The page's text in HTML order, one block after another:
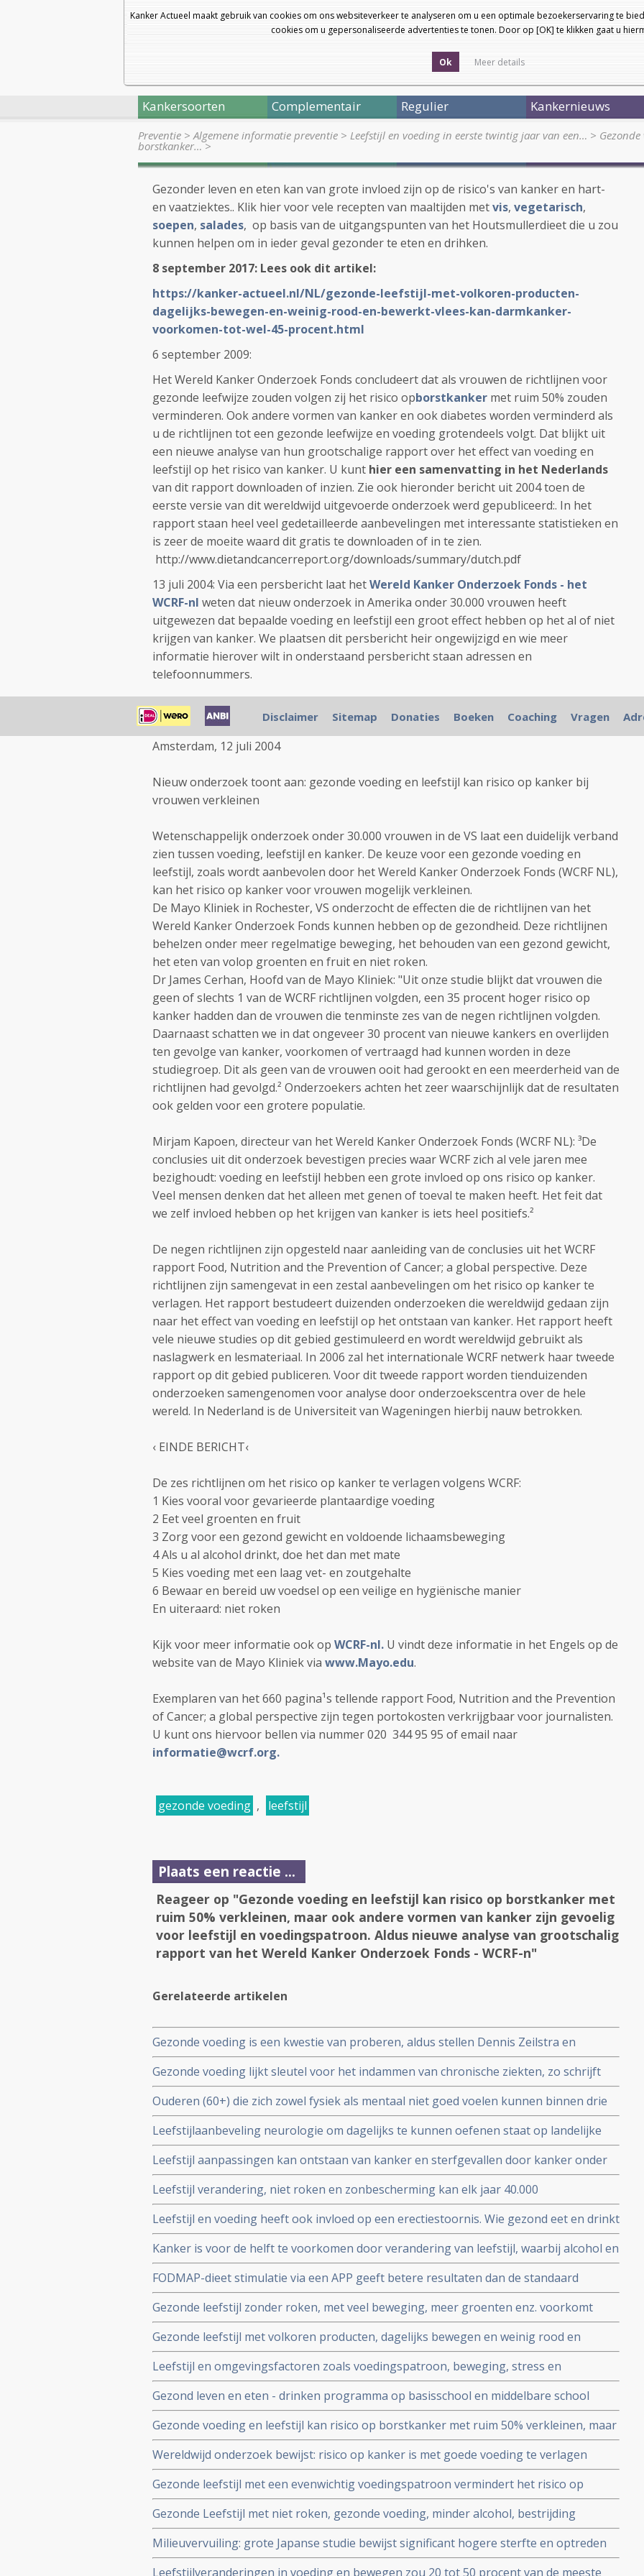
Kanker Actueel maakt gebruik van cookies om ons websiteverkeer te analyseren om u een optimale bezoekerservaring te
cookies om u gepersonaliseerde advertenties te tonen. Door op [OK] te klikken gaat u
Ok Meer details
Kankersoorten Complementair Regulier Kankernieuws
Preventie >Algemene informatie preventie > Leefstijl en voeding in eerste twintig jaar van een… >
borstkanker…>
Gezonder leven en eten kan van grote invloed zijn op de risico's van kanker en hart-
en vaatziektes.. Klik hier voor vele recepten van maaltijden metvis, vegetarisch,
soepen, salades, op basis van de uitgangspunten van het Houtsmullerdieet die u zou
kunnen helpen om in ieder geval gezonder te eten en drihken.
8 september 2017: Lees ook dit artikel:
https://kanker-actueel.nl/NL/gezonde-leefstijl-met-volkoren-producten-
dagelijks-bewegen-en-weinig-rood-en-bewerkt-vlees-kan-darmkanker-
voorkomen-tot-wel-45-procent.html
6 september 2009:
Het Wereld Kanker Onderzoek Fonds concludeert dat als vrouwen de richtlijnen voor
gezonde leefwijze zouden volgen zij het risico opborstkanker met ruim 50% zouden
verminderen. Ook andere vormen van kanker en ook diabetes worden verminderd als
u de richtlijnen tot een gezonde leefwijze en voeding grotendeels volgt. Dat blijkt uit
een nieuwe analyse van hun grootschalige rapport over het effect van voeding en
leefstijl op het risico van kanker. U kunt hier een samenvatting in het Nederlands
van dit rapport downloaden of inzien. Zie ook hieronder bericht uit 2004 toen de
eerste versie van dit wereldwijd uitgevoerde onderzoek werd gepubliceerd:. In het
rapport staan heel veel gedetailleerde aanbevelingen met interessante statistieken en
is zeer de moeite waard dit gratis te downloaden of in te zien.
http://www.dietandcancerreport.org/downloads/summary/dutch.pdf
13 juli 2004: Via een persbericht laat hetWereld Kanker Onderzoek Fonds - het
WCRF-nl weten dat nieuw onderzoek in Amerika onder 30.000 vrouwen heeft
uitgewezen dat bepaalde voeding en leefstijl een groot effect hebben op het al of niet
krijgen van kanker. We plaatsen dit persbericht heir ongewijzigd en wie meer
informatie hierover wilt in onderstaand persbericht staan adressen en
telefoonnummers.
PERSBERICHT
Amsterdam, 12 juli 2004
Nieuw onderzoek toont aan: gezonde voeding en leefstijl kan risico op kanker bij
vrouwen verkleinen
Wetenschappelijk onderzoek onder 30.000 vrouwen in de VS laat een duidelijk verband
zien tussen voeding, leefstijl en kanker. De keuze voor een gezonde voeding en
leefstijl, zoals wordt aanbevolen door het Wereld Kanker Onderzoek Fonds (WCRF NL),
kan het risico op kanker voor vrouwen mogelijk verkleinen.
De Mayo Kliniek in Rochester, VS onderzocht de effecten die de richtlijnen van het
Wereld Kanker Onderzoek Fonds kunnen hebben op de gezondheid. Deze richtlijnen
behelzen onder meer regelmatige beweging, het behouden van een gezond gewicht,
het eten van volop groenten en fruit en niet roken.
Dr James Cerhan, Hoofd van de Mayo Kliniek: "Uit onze studie blijkt dat vrouwen die
geen of slechts 1 van de WCRF richtlijnen volgden, een 35 procent hoger risico op
kanker hadden dan de vrouwen die tenminste zes van de negen richtlijnen volgden.
Daarnaast schatten we in dat ongeveer 30 procent van nieuwe kankers en overlijden
ten gevolge van kanker, voorkomen of vertraagd had kunnen worden in deze
studiegroep. Dit als geen van de vrouwen ooit had gerookt en een meerderheid van de
richtlijnen had gevolgd.² Onderzoekers achten het zeer waarschijnlijk dat de resultaten
ook gelden voor een grotere populatie.
Mirjam Kapoen, directeur van het Wereld Kanker Onderzoek Fonds (WCRF NL): ³De
conclusies uit dit onderzoek bevestigen precies waar WCRF zich al vele jaren mee
bezighoudt: voeding en leefstijl hebben een grote invloed op ons risico op kanker.
Veel mensen denken dat het alleen met genen of toeval te maken heeft. Het feit dat
we zelf invloed hebben op het krijgen van kanker is iets heel positiefs.²
De negen richtlijnen zijn opgesteld naar aanleiding van de conclusies uit het WCRF
rapport Food, Nutrition and the Prevention of Cancer; a global perspective. Deze
richtlijnen zijn samengevat in een zestal aanbevelingen om het risico op kanker te
verlagen. Het rapport bestudeert duizenden onderzoeken die wereldwijd gedaan zijn
naar het effect van voeding en leefstijl op het ontstaan van kanker. Het rapport heeft
vele nieuwe studies op dit gebied gestimuleerd en wordt wereldwijd gebruikt als
naslagwerk en lesmateriaal. In 2006 zal het internationale WCRF netwerk haar tweede
rapport op dit gebied publiceren. Voor dit tweede rapport worden tienduizenden
onderzoeken samengenomen voor analyse door onderzoekscentra over de hele
wereld. In Nederland is de Universiteit van Wageningen hierbij nauw betrokken.
‹ EINDE BERICHT‹
De zes richtlijnen om het risico op kanker te verlagen volgens WCRF:
1 Kies vooral voor gevarieerde plantaardige voeding
2 Eet veel groenten en fruit
3 Zorg voor een gezond gewicht en voldoende lichaamsbeweging
4 Als u al alcohol drinkt, doe het dan met mate
5 Kies voeding met een laag vet- en zoutgehalte
6 Bewaar en bereid uw voedsel op een veilige en hygiënische manier
En uiteraard: niet roken
Kijk voor meer informatie ook op WCRF-nl. U vindt deze informatie in het Engels op de
website van de Mayo Kliniek via www.Mayo.edu.
Exemplaren van het 660 pagina¹s tellende rapport Food, Nutrition and the Prevention
of Cancer; a global perspective zijn tegen portokosten verkrijgbaar voor journalisten.
U kunt ons hiervoor bellen via nummer 020 ­ 344 95 95 of email naar
informatie@wcrf.org.
gezonde voeding , leefstijl
Plaats een reactie ...
Reageer op "Gezonde voeding en leefstijl kan risico op borstkanker met
ruim 50% verkleinen, maar ook andere vormen van kanker zijn gevoelig
voor leefstijl en voedingspatroon. Aldus nieuwe analyse van grootschalig
rapport van het Wereld Kanker Onderzoek Fonds - WCRF-n"
Gerelateerde artikelen
Gezonde voeding is een kwestie van proberen, aldus stellen Dennis Zeilstra en
collega's in een artikel dat op foodlog verder wordt beschreven
Gezonde voeding lijkt sleutel voor het indammen van chronische ziekten, zo schrijft
internist Yvo Sijpkens,
Ouderen (60+) die zich zowel fysiek als mentaal niet goed voelen kunnen binnen drie
jaar dit verbeteren door aanpassingen in hun leefstijl
Leefstijlaanbeveling neurologie om dagelijks te kunnen oefenen staat op landelijke
MSZ-implementatieagenda en ziekenhuizen moeten dit binnen twee jaar ingevoerd
hebben copy 1
Leefstijl aanpassingen kan ontstaan van kanker en sterfgevallen door kanker onder
volwassenen in de VS verminderen met respectievelijk 40 en 50 procent. Blijkt uit
nieuwe studie van de American Cancer Society.
Leefstijl verandering, niet roken en zonbescherming kan elk jaar 40.000
kankerpatienten voorkomen blijkt uit nieuw Nederlands onderzoek
Leefstijl en voeding heeft ook invloed op een erectiestoornis. Wie gezond eet en drinkt
en regelmatig beweegt kan erectiestoornissen vaak voorkomen
Kanker is voor de helft te voorkomen door verandering van leefstijl, waarbij alcohol en
roken en overgewicht de grootste boosdoeners zijn blijkt uit berekening van de
Global Burden of Diseases
FODMAP-dieet stimulatie via een APP geeft betere resultaten dan de standaard
medicijnen bij patienten met eerste diagnose van PDS - Prikkelbare Darm Syndroom
Gezonde leefstijl zonder roken, met veel beweging, meer groenten enz. voorkomt
vaker ziek worden en verlengt levensduur met 6 jaar blijkt uit Nederlandse studie
onder 9000 mensen van middelbare leeftijd.
Gezonde leefstijl met volkoren producten, dagelijks bewegen en weinig rood en
bewerkt vlees kan darmkanker voorkomen tot wel 45 procent
Leefstijl en omgevingsfactoren zoals voedingspatroon, beweging, stress en
luchtvervuiling spelen veel grotere rol - 70 tot 80 procent - in het ontstaan van meeste
vormen van kanker dan pech in de vorm van erfelijke afwijkingen
Gezond leven en eten - drinken programma op basisschool en middelbare school
heeft langdurige positieve invloed op verminderen en voorkomen van obesitas.
Gezonde voeding en leefstijl kan risico op borstkanker met ruim 50% verkleinen, maar
ook andere vormen van kanker zijn gevoelig voor leefstijl en voedingspatroon. Aldus
nieuwe analyse van grootschalig rapport van het Wereld Kanker Onderzoek Fonds -
WCRF-n
Wereldwijd onderzoek bewijst: risico op kanker is met goede voeding te verlagen
Gezonde leefstijl met een evenwichtig voedingspatroon vermindert het risico op
vroegtijdig overlijden aan kanker met 20 procent, risico op ook andere ziekten erbij
met 34 procent
Gezonde Leefstijl met niet roken, gezonde voeding, minder alcohol, bestrijding
infecties en meer bewegen kan overlijden aan kanker met een derde verminderen
blijkt uit groot Australisch bevolkingsonderzoek.
Milieuvervuiling: grote Japanse studie bewijst significant hogere sterfte en optreden
van ernstige ziektes zoals kanker door fijn stof. RIVM geeft overzicht van fijn stof
Leefstijlveranderingen in voeding en bewegen zou 20 tot 50 procent van de meeste
Disclaimer Sitemap Donaties Boeken Coaching Vragen